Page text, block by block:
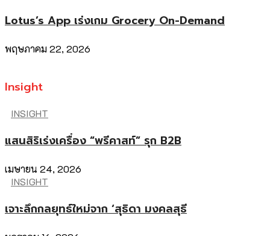
Lotus’s App เร่งเกม Grocery On-Demand
พฤษภาคม 22, 2026
Insight
INSIGHT
แสนสิริเร่งเครื่อง “พรีคาสท์” รุก B2B
เมษายน 24, 2026
INSIGHT
เจาะลึกกลยุทธ์ใหม่จาก ‘สุธิดา มงคลสุธี